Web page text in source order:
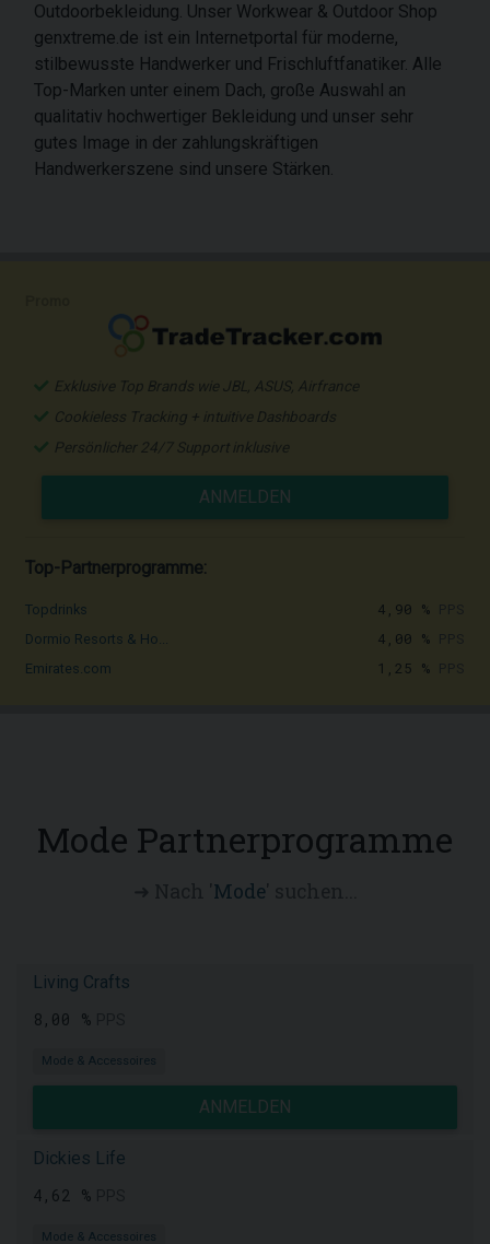
Outdoorbekleidung. Unser Workwear & Outdoor Shop
genxtreme.de ist ein Internetportal für moderne,
stilbewusste Handwerker und Frischluftfanatiker. Alle
Top-Marken unter einem Dach, große Auswahl an
qualitativ hochwertiger Bekleidung und unser sehr
gutes Image in der zahlungskräftigen
Handwerkerszene sind unsere Stärken.
Exklusive Top Brands wie JBL, ASUS, Airfrance
Cookieless Tracking + intuitive Dashboards
Persönlicher 24/7 Support inklusive
ANMELDEN
Top-Partnerprogramme:
Topdrinks 4,90 %
Dormio Resorts & Ho... 4,00 %
Emirates.com 1,25 %
Mode Partnerprogramme
Mode
Living Crafts
8,00 %
Mode & Accessoires
ANMELDEN
Dickies Life
4,62 %
Mode & Accessoires